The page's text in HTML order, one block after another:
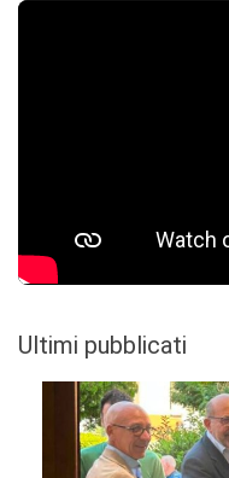
Ultimi pubblicati